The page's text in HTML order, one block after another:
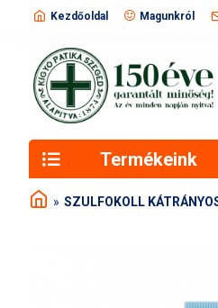
Kezdőoldal Magunkról
Termékeink
SZULFOKOLL